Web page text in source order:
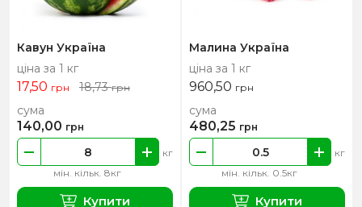
Кавун Україна
ціна за 1 кг
17,50 грн 18,73грн
мін. кільк. 8кг
кг
сума
140,00 грн
Купити
Малина Україна
ціна за 1 кг
960,50 грн
мін. кільк. 0.5кг
кг
сума
480,25 грн
Купити